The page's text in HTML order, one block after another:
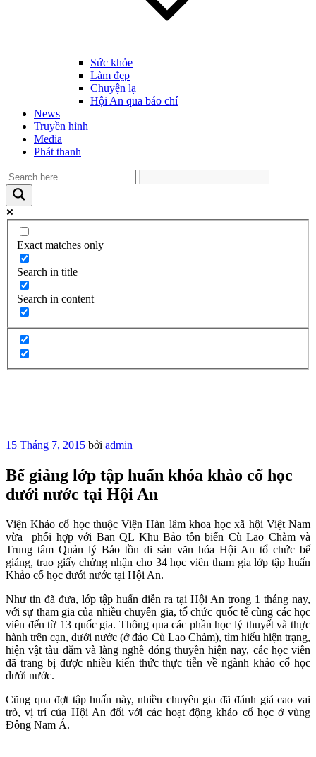
Sức khỏe
Làm đẹp
Chuyện lạ
Hội An qua báo chí
News
Truyền hình
Media
Phát thanh
Exact matches only
Search in title
Search in content
Đăng
15 Tháng 7, 2015 bởi admin
Bế giảng lớp tập huấn khóa khảo cổ học
dưới nước tại Hội An
Viện Khảo cổ học thuộc Viện Hàn lâm khoa học xã hội Việt Nam
vừa phối hợp với Ban QL Khu Bảo tồn biển Cù Lao Chàm và
Trung tâm Quản lý Bảo tồn di sản văn hóa Hội An tổ chức bế
giảng, trao giấy chứng nhận cho 34 học viên tham gia lớp tập huấn
Khảo cổ học dưới nước tại Hội An.
Như tin đã đưa, lớp tập huấn diễn ra tại Hội An trong 1 tháng nay,
với sự tham gia của nhiều chuyên gia, tổ chức quốc tế cùng các học
viên đến từ 13 quốc gia. Thông qua các phần học lý thuyết và thực
hành trên cạn, dưới nước (ở đảo Cù Lao Chàm), tìm hiểu hiện trạng,
hiện vật tàu đắm và làng nghề đóng thuyền hiện nay, các học viên
đã trang bị được nhiều kiến thức thực tiễn về ngành khảo cổ học
dưới nước.
Cũng qua đợt tập huấn này, nhiều chuyên gia đã đánh giá cao vai
trò, vị trí của Hội An đối với các hoạt động khảo cổ học ở vùng
Đông Nam Á.